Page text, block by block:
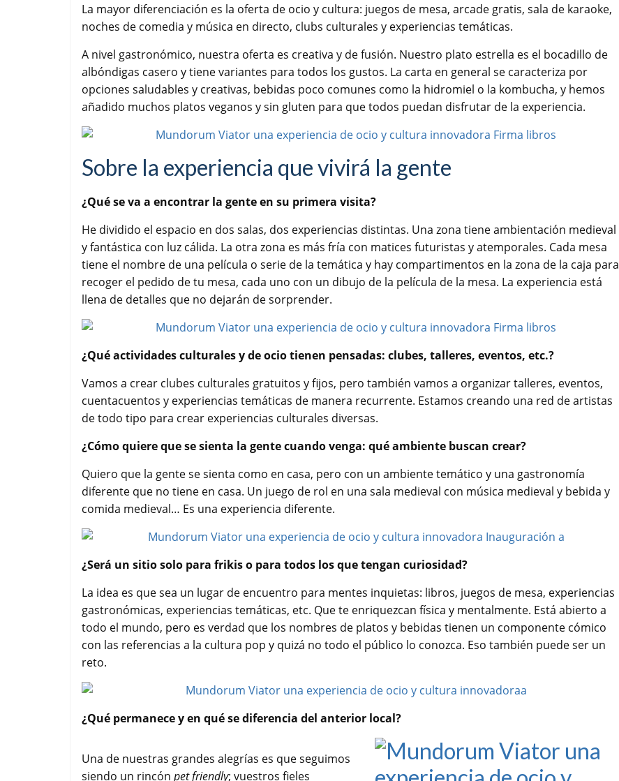
La mayor diferenciación es la oferta de ocio y cultura: juegos de mesa, arcade gratis, sala de karaoke,
noches de comedia y música en directo, clubs culturales y experiencias temáticas.
A nivel gastronómico, nuestra oferta es creativa y de fusión. Nuestro plato estrella es el bocadillo de
albóndigas casero y tiene variantes para todos los gustos. La carta en general se caracteriza por
opciones saludables y creativas, bebidas poco comunes como la hidromiel o la kombucha, y hemos
añadido muchos platos veganos y sin gluten para que todos puedan disfrutar de la experiencia.
Sobre la experiencia que vivirá la gente
¿Qué se va a encontrar la gente en su primera visita?
He dividido el espacio en dos salas, dos experiencias distintas. Una zona tiene ambientación medieval
y fantástica con luz cálida. La otra zona es más fría con matices futuristas y atemporales. Cada mesa
tiene el nombre de una película o serie de la temática y hay compartimentos en la zona de la caja para
recoger el pedido de tu mesa, cada uno con un dibujo de la película de la mesa. La experiencia está
llena de detalles que no dejarán de sorprender.
¿Qué actividades culturales y de ocio tienen pensadas: clubes, talleres, eventos, etc.?
Vamos a crear clubes culturales gratuitos y fijos, pero también vamos a organizar talleres, eventos,
cuentacuentos y experiencias temáticas de manera recurrente. Estamos creando una red de artistas
de todo tipo para crear experiencias culturales diversas.
¿Cómo quiere que se sienta la gente cuando venga: qué ambiente buscan crear?
Quiero que la gente se sienta como en casa, pero con un ambiente temático y una gastronomía
diferente que no tiene en casa. Un juego de rol en una sala medieval con música medieval y bebida y
comida medieval… Es una experiencia diferente.
¿Será un sitio solo para frikis o para todos los que tengan curiosidad?
La idea es que sea un lugar de encuentro para mentes inquietas: libros, juegos de mesa, experiencias
gastronómicas, experiencias temáticas, etc. Que te enriquezcan física y mentalmente. Está abierto a
todo el mundo, pero es verdad que los nombres de platos y bebidas tienen un componente cómico
con las referencias a la cultura pop y quizá no todo el público lo conozca. Eso también puede ser un
reto.
¿Qué permanece y en qué se diferencia del anterior local?
Una de nuestras grandes alegrías es que seguimos
siendo un rincón pet friendly; vuestros fieles